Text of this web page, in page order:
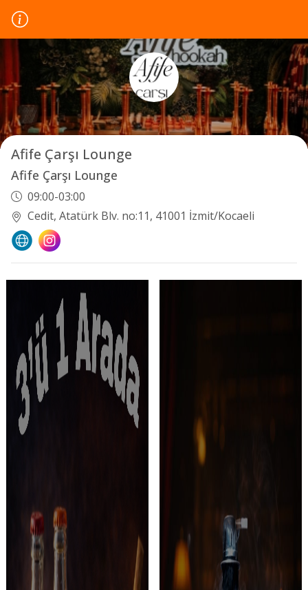
Afife Çarşı Lounge
Afife Çarşı Lounge
09:00-03:00
Cedit, Atatürk Blv. no:11, 41001 İzmit/Kocaeli